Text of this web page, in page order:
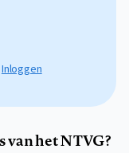
Inloggen
het NTVG?